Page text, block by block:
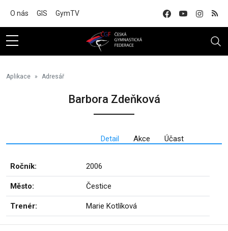
O nás GIS GymTV
Aplikace Adresář
Barbora Zdeňková
Detail Akce Účast
Ročník: 2006
Město: Čestice
Trenér: Marie Kotlíková